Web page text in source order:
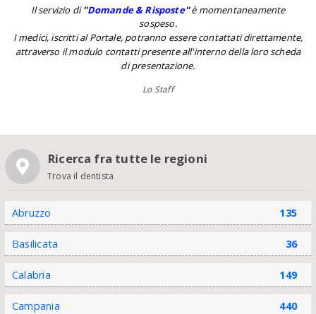
Il servizio di''Domande & Risposte''è momentaneamente
sospeso.
I medici, iscritti al Portale, potranno essere contattati direttamente,
attraverso il modulo contatti presente all'interno della loro scheda
di presentazione.
Lo Staff
Ricerca fra tutte le regioni
Trova il dentista
Abruzzo 135
Basilicata 36
Calabria 149
Campania 440